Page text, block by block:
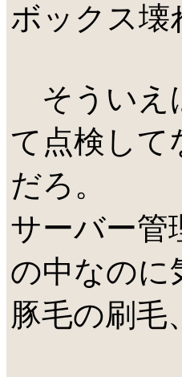
ボックス壊
そういえ
て点検して
だろ。
サーバー管
の中なのに
豚毛の刷毛